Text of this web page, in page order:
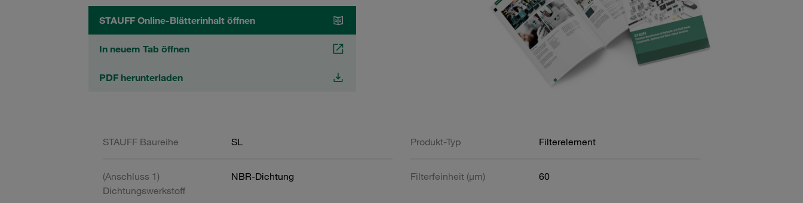
STAUFF Online-Blätterinhalt öffnen
In neuem Tab öffnen
PDF herunterladen
STAUFF Baureihe SL Produkt-Typ Filterelement
(Anschluss 1)
Dichtungswerkstoff
NBR-Dichtung Filterfeinheit (µm) 60